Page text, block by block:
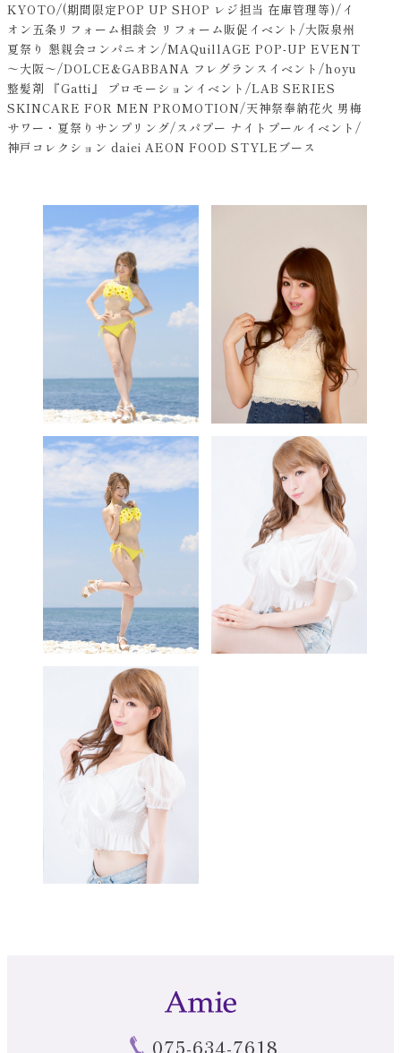
KYOTO/(期間限定POP UP SHOP レジ担当 在庫管理等)/イ
オン五条リフォーム相談会 リフォーム販促イベント/大阪泉州
夏祭り 懇親会コンパニオン/MAQuillAGE POP-UP EVENT
～大阪～/DOLCE&GABBANA フレグランスイベント/hoyu
整髪剤 『Gatti』 プロモーションイベント/LAB SERIES
SKINCARE FOR MEN PROMOTION/天神祭奉納花火 男梅
サワー・夏祭りサンプリング/スパプー ナイトプールイベント/
神戸コレクション daiei AEON FOOD STYLEブース
075-634-7618